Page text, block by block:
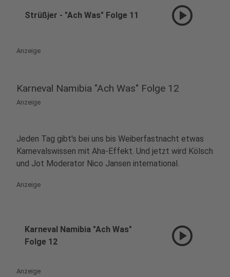
Strüßjer - "Ach Was" Folge 11 play_circle
Anzeige
Karneval Namibia "Ach Was" Folge 12
Anzeige
Jeden Tag gibt's bei uns bis Weiberfastnacht etwas
Karnevalswissen mit Aha-Effekt. Und jetzt wird Kölsch
und Jot Moderator Nico Jansen international.
Anzeige
Karneval Namibia "Ach Was"
Folge 12
play_circle
Anzeige